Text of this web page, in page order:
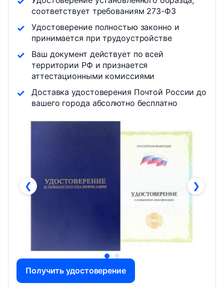
соответствует требованиям 273-ФЗ
Удостоверение полностью законно и
принимается при трудоустройстве
Ваш документ действует по всей
территории РФ и признается
аттестационными комиссиями
Доставка удостоверения Почтой России до
вашего города абсолютно бесплатно
❮ ❯
Получить удостоверение